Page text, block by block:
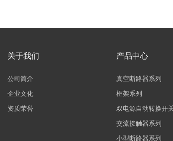
关于我们
公司简介
企业文化
资质荣誉
产品中心
真空断路器系列
框架系列
双电源自动转换开
交流接触器系列
小型断路器系列